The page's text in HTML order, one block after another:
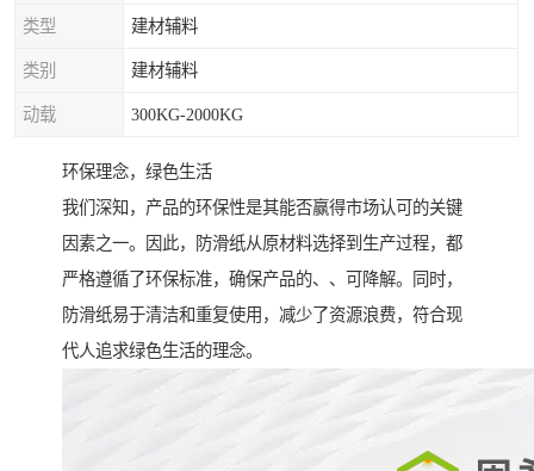
类型 建材辅料
类别 建材辅料
动载 300KG-2000KG
环保理念，绿色生活
我们深知，产品的环保性是其能否赢得市场认可的关键
因素之一。因此，防滑纸从原材料选择到生产过程，都
严格遵循了环保标准，确保产品的、、可降解。同时，
防滑纸易于清洁和重复使用，减少了资源浪费，符合现
代人追求绿色生活的理念。